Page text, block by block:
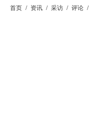
首页 / 资讯 / 采访 / 评论 /